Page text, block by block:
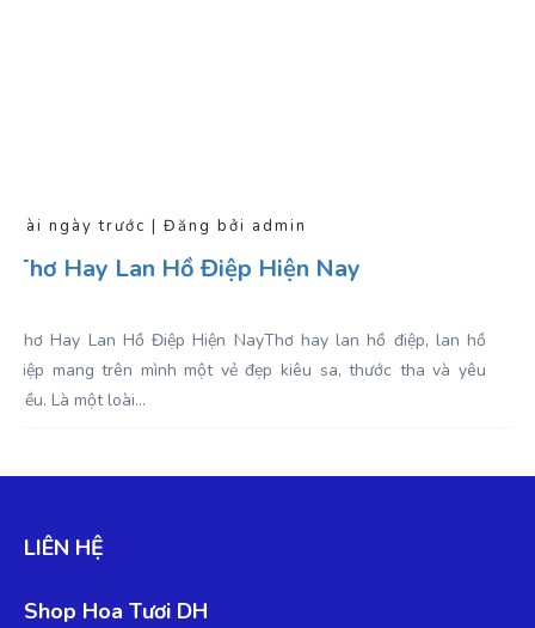
Vài ngày trước | Đăng bởi admin
Thơ Hay Lan Hồ Điệp Hiện Nay
Thơ Hay Lan Hồ Điệp Hiện NayThơ hay lan hồ điệp, lan hồ
điệp mang trên mình một vẻ đẹp kiêu sa, thước tha và yêu
kiều. Là một loài...
LIÊN HỆ
Shop Hoa Tươi DH